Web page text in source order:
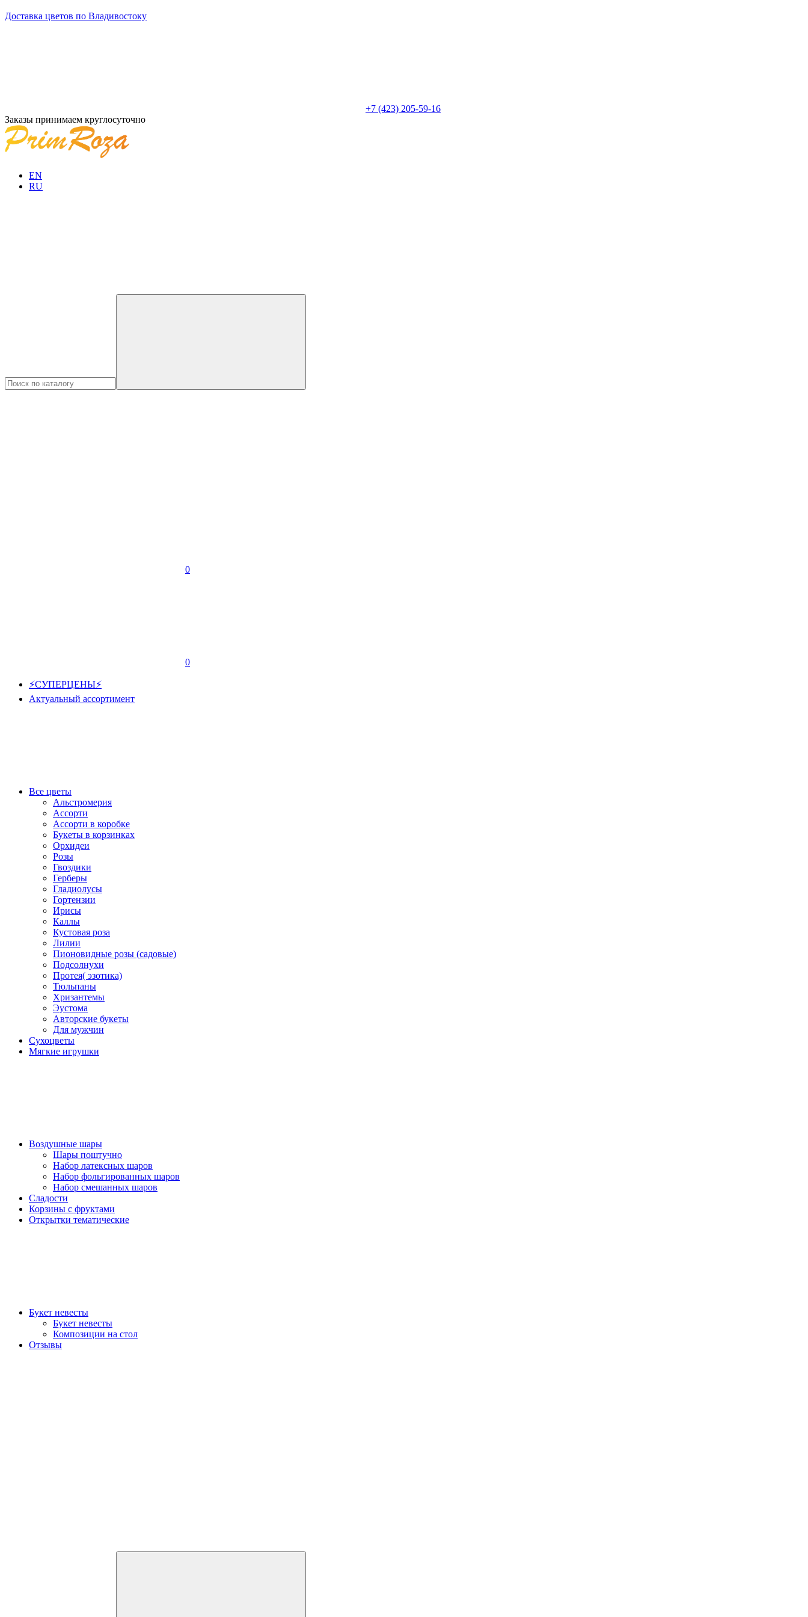
Доставка цветов по Владивостоку
+7 (423) 205-59-16
Заказы принимаем круглосуточно
EN
RU
0
0
⚡СУПЕРЦЕНЫ⚡
Актуальный ассортимент
Все цветы
Альстромерия
Ассорти
Ассорти в коробке
Букеты в корзинках
Орхидеи
Розы
Гвоздики
Герберы
Гладиолусы
Гортензии
Ирисы
Каллы
Кустовая роза
Лилии
Пионовидные розы (садовые)
Подсолнухи
Протея( эзотика)
Тюльпаны
Хризантемы
Эустома
Авторские букеты
Для мужчин
Сухоцветы
Мягкие игрушки
Воздушные шары
Шары поштучно
Набор латексных шаров
Набор фольгированных шаров
Набор смешанных шаров
Сладости
Корзины с фруктами
Открытки тематические
Букет невесты
Букет невесты
Композиции на стол
Отзывы